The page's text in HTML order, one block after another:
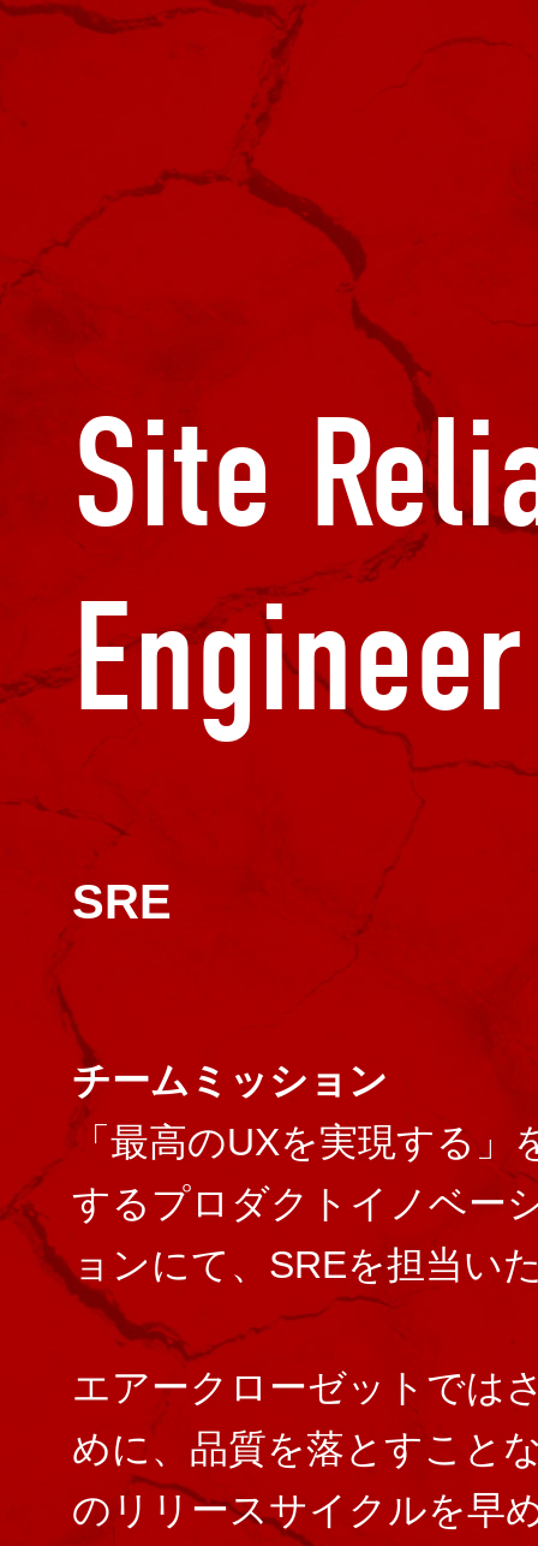
Site
Engineer
SRE
チームミッション
「最高のUXを実現する」
するプロダクトイノベー
ョンにて、SREを担当い
エアークローゼットでは
めに、品質を落とすこと
のリリースサイクルを早